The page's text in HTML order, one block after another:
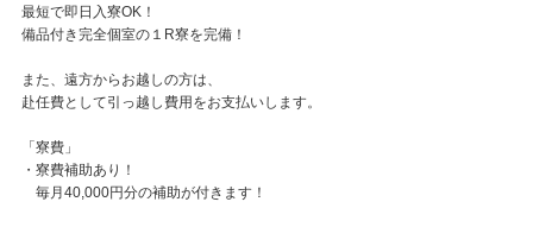
最短で即日入寮OK！
備品付き完全個室の１R寮を完備！
また、遠方からお越しの方は、
赴任費として引っ越し費用をお支払いします。
「寮費」
・寮費補助あり！
毎月40,000円分の補助が付きます！